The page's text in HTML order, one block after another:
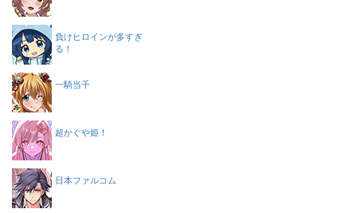
負けヒロインが多すぎ
る！
一騎当千
超かぐや姫！
日本ファルコム